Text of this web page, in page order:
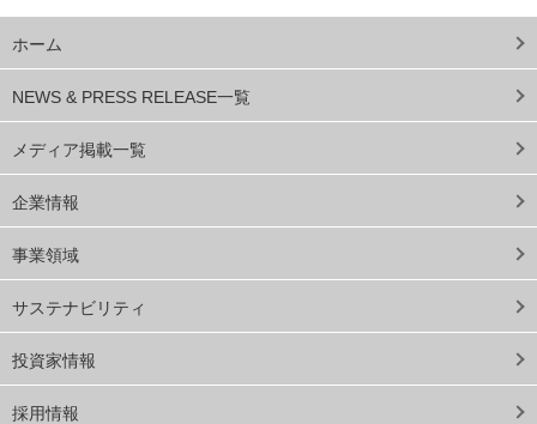
ホーム
NEWS & PRESS RELEASE一覧
メディア掲載一覧
企業情報
事業領域
サステナビリティ
投資家情報
採用情報